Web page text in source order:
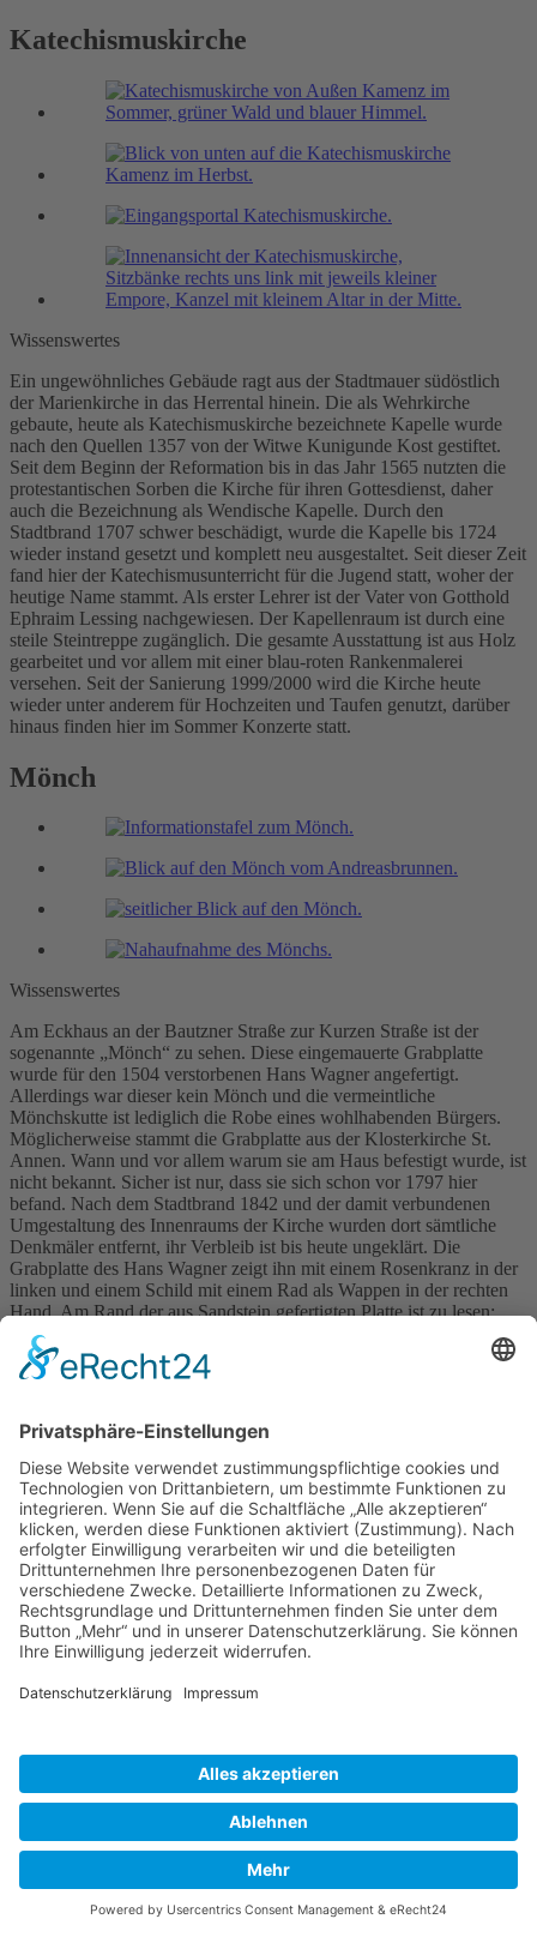
Katechismuskirche
Wissenswertes
Ein ungewöhnliches Gebäude ragt aus der Stadtmauer südöstlich
der Marienkirche in das Herrental hinein. Die als Wehrkirche
gebaute, heute als Katechismuskirche bezeichnete Kapelle wurde
nach den Quellen 1357 von der Witwe Kunigunde Kost gestiftet.
Seit dem Beginn der Reformation bis in das Jahr 1565 nutzten die
protestantischen Sorben die Kirche für ihren Gottesdienst, daher
auch die Bezeichnung als Wendische Kapelle. Durch den
Stadtbrand 1707 schwer beschädigt, wurde die Kapelle bis 1724
wieder instand gesetzt und komplett neu ausgestaltet. Seit dieser Zeit
fand hier der Katechismusunterricht für die Jugend statt, woher der
heutige Name stammt. Als erster Lehrer ist der Vater von Gotthold
Ephraim Lessing nachgewiesen. Der Kapellenraum ist durch eine
steile Steintreppe zugänglich. Die gesamte Ausstattung ist aus Holz
gearbeitet und vor allem mit einer blau-roten Rankenmalerei
versehen. Seit der Sanierung 1999/2000 wird die Kirche heute
wieder unter anderem für Hochzeiten und Taufen genutzt, darüber
hinaus finden hier im Sommer Konzerte statt.
Mönch
Wissenswertes
Am Eckhaus an der Bautzner Straße zur Kurzen Straße ist der
sogenannte „Mönch“ zu sehen. Diese eingemauerte Grabplatte
wurde für den 1504 verstorbenen Hans Wagner angefertigt.
Allerdings war dieser kein Mönch und die vermeintliche
Mönchskutte ist lediglich die Robe eines wohlhabenden Bürgers.
Möglicherweise stammt die Grabplatte aus der Klosterkirche St.
Annen. Wann und vor allem warum sie am Haus befestigt wurde, ist
nicht bekannt. Sicher ist nur, dass sie sich schon vor 1797 hier
befand. Nach dem Stadtbrand 1842 und der damit verbundenen
Umgestaltung des Innenraums der Kirche wurden dort sämtliche
Denkmäler entfernt, ihr Verbleib ist bis heute ungeklärt. Die
Grabplatte des Hans Wagner zeigt ihn mit einem Rosenkranz in der
linken und einem Schild mit einem Rad als Wappen in der rechten
Hand. Am Rand der aus Sandstein gefertigten Platte ist zu lesen:
„Nach christi vnseres herren geburth 1.5. und iiii Jahre (=1504) ist
gestorben hans Wagener dem got genode.“ Der Legende nach soll
der „Mönch“ sich auf seiner Grabplatte schütteln und rütteln, wenn
heruntersteigen, um zum Schulplatz an der Klosterkirche zu gehen.
Einmal wollte man die Grabplatte von ihrem jetzigen Platz
entfernen. Daraufhin soll der „Mönch“ böse in der Stadt umher
gegangen sein, weshalb man von diesem Vorhaben abließ.
Pfarrkirche St. Maria Magdalena
Wissenswertes
Die heutige katholische Pfarrkirche St. Maria Magdalena war
ursprünglich die Kapelle eines außerhalb der Stadt befindlichen
Hospitals, das wohl bereits vor der Mitte des 13. Jahrhunderts
Familie der Herren von Kamenz gegründeten